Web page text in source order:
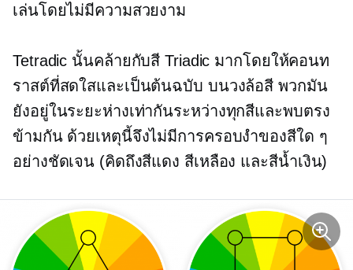
เล่นโดยไม่มีความสวยงาม
Tetradic นั้นคล้ายกับสี Triadic มากโดยให้คอนท
ราสต์ที่สดใสและเป็นต้นฉบับ บนวงล้อสี พวกมัน
ยังอยู่ในระยะห่างเท่ากันระหว่างทุกสีและพบตรง
ข้ามกัน ด้วยเหตุนี้จึงไม่มีการครอบงำของสีใด ๆ
อย่างชัดเจน (คิดถึงสีแดง สีเหลือง และสีน้ำเงิน)